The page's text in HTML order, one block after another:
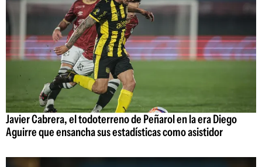
Javier Cabrera, el todoterreno de Peñarol en la era Diego
Aguirre que ensancha sus estadísticas como asistidor